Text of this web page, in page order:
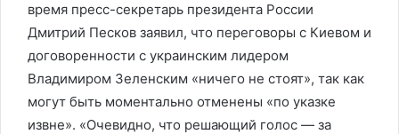
время пресс-секретарь президента России
Дмитрий Песков заявил, что переговоры с Киевом и
договоренности с украинским лидером
Владимиром Зеленским «ничего не стоят», так как
могут быть моментально отменены «по указке
извне». «Очевидно, что решающий голос — за